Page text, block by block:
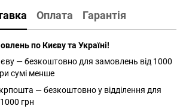
Оплата Гарантія
по Києву та Україні!
— безкоштовно для замовлень від 1000
сумі менше
— безкоштовно у відділення для
грн